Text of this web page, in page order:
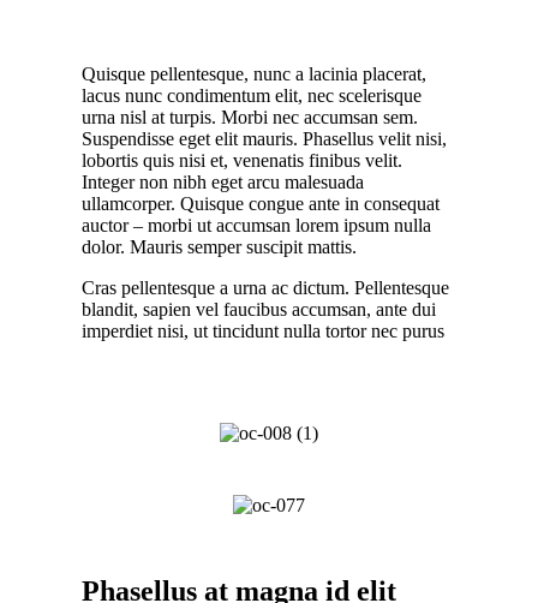
Quisque pellentesque, nunc a lacinia placerat,
lacus nunc condimentum elit, nec scelerisque
urna nisl at turpis. Morbi nec accumsan sem.
Suspendisse eget elit mauris. Phasellus velit nisi,
lobortis quis nisi et, venenatis finibus velit.
Integer non nibh eget arcu malesuada
ullamcorper. Quisque congue ante in consequat
auctor – morbi ut accumsan lorem ipsum nulla
dolor. Mauris semper suscipit mattis.
Cras pellentesque a urna ac dictum. Pellentesque
blandit, sapien vel faucibus accumsan, ante dui
imperdiet nisi, ut tincidunt nulla tortor nec purus
Phasellus at magna id elit